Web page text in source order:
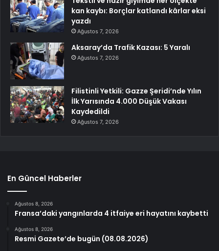
kan kaybı: Borçlar katlandı kârlar eksi
yazdı
Ağustos 7, 2026
Aksaray’da Trafik Kazası: 5 Yaralı
Ağustos 7, 2026
Filistinli Yetkili: Gazze Şeridi’nde Yılın
İlk Yarısında 4.000 Düşük Vakası
Kaydedildi
Ağustos 7, 2026
En Güncel Haberler
Ağustos 8, 2026
Fransa’daki yangınlarda 4 itfaiye eri hayatını kaybetti
Ağustos 8, 2026
Resmi Gazete’de bugün (08.08.2026)